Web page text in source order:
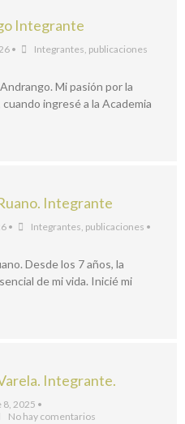
Integrante
• Integrantes, publicaciones
Mi pasión por la
ingresé a la Academia
Integrante
• Integrantes, publicaciones •
Desde los 7 años, la
de mi vida. Inicié mi
Integrante.
8, 2025 •
No hay comentarios